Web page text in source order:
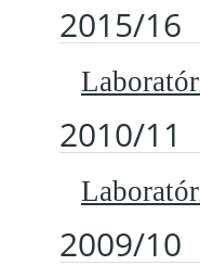
2015/16
2010/11
2009/10